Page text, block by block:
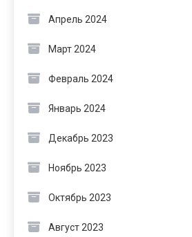
Апрель 2024
Март 2024
Февраль 2024
Январь 2024
Декабрь 2023
Ноябрь 2023
Октябрь 2023
Август 2023